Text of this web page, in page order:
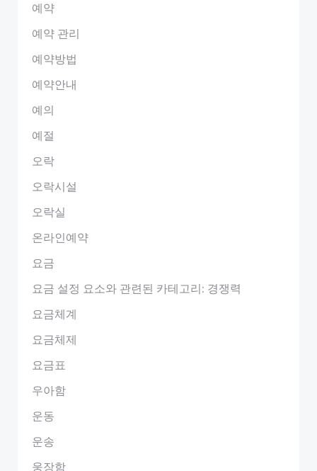
예약
예약 관리
예약방법
예약안내
예의
예절
오락
오락시설
오락실
온라인예약
요금
요금 설정 요소와 관련된 카테고리: 경쟁력
요금체계
요금체제
요금표
우아함
운동
운송
웅장함